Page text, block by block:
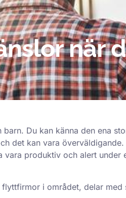
när
Du kan känna den ena
det kan vara överväldigande.
vara produktiv och alert under
flyttfirmor i området, delar med